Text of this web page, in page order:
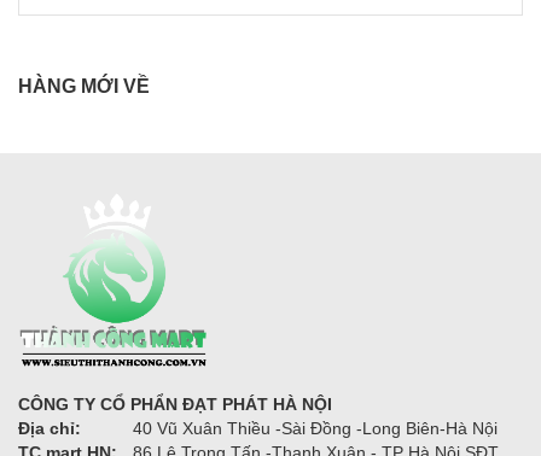
HÀNG MỚI VỀ
CÔNG TY CỔ PHẨN ĐẠT PHÁT HÀ NỘI
Địa chỉ:
40 Vũ Xuân Thiều -Sài Đồng -Long Biên-Hà Nội